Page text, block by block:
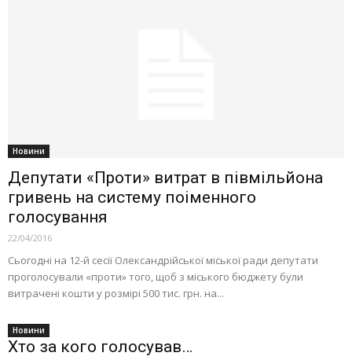
Новини
Депутати «Проти» витрат в півмільйона
гривень на систему поіменного
голосування
22/04/2016
Сьогодні на 12-й сесії Олександрійської міської ради депутати
проголосували «проти» того, щоб з міського бюджету були
витрачені кошти у розмірі 500 тис. грн. на...
Новини
Хто за кого голосував…